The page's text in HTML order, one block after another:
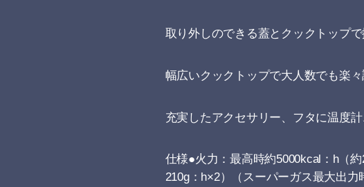
取り外しのできる蓋とクックトップで
幅広いクックトップで大人数でも楽々
充実したアクセサリー、フタに温度
仕様●火力：最高時約5000kcal：h（
210g：h×2）（スーパーガス最大出